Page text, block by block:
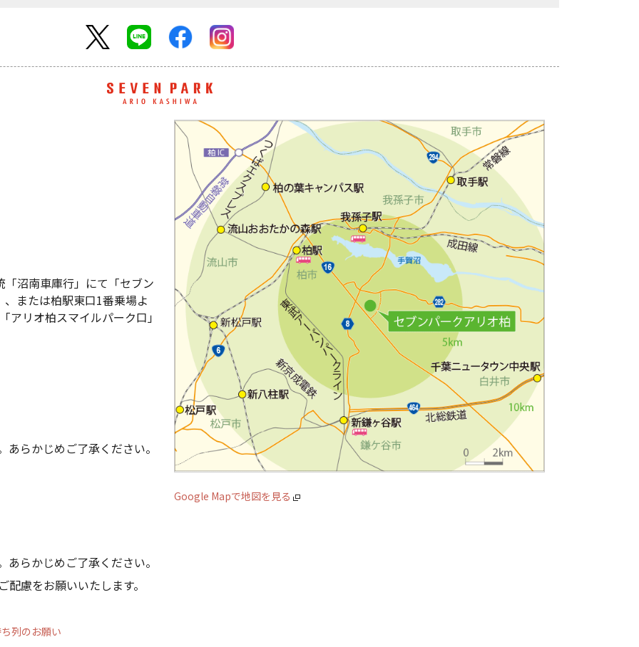
沼南車庫行」にて「セブン
または柏駅東口1番乗場よ
アリオ柏スマイルパーク口」
らかじめご了承ください。
らかじめご了承ください。
慮をお願いいたします。
列のお願い
Google Mapで地図を見る